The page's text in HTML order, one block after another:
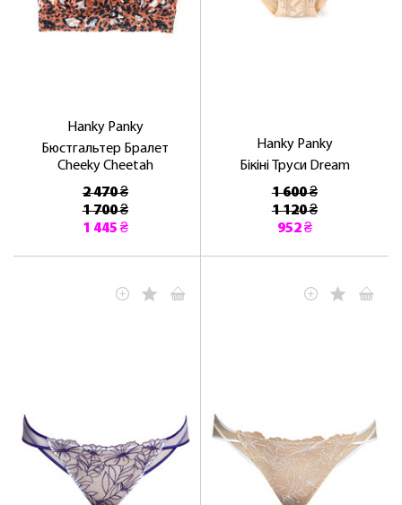
Hanky ​​Panky
Бюстгальтер Бралет
Cheeky Cheetah
2 470 ₴
1 700 ₴
1 445 ₴
Hanky ​​Panky
Бікіні Труси Dream
1 600 ₴
1 120 ₴
952 ₴